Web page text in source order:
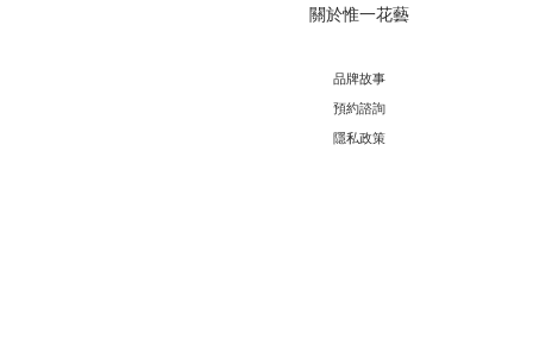
關於惟一花藝
品牌故事
預約諮詢
隱私政策